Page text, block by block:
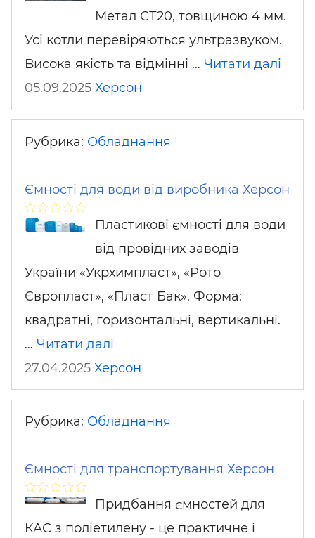
Метал СТ20, товщиною 4 мм.
Усі котли перевіряються ультразвуком.
Висока якість та відмінні … Читати далі
05.09.2025 Херсон
Рубрика: Обладнання
Ємності для води від виробника Херсон
Пластикові ємності для води
від провідних заводів
України «Укрхимпласт», «Рото
Європласт», «Пласт Бак». Форма:
квадратні, горизонтальні, вертикальні.
… Читати далі
27.04.2025 Херсон
Рубрика: Обладнання
Ємності для транспортування Херсон
Придбання ємностей для
КАС з поліетилену - це практичне і